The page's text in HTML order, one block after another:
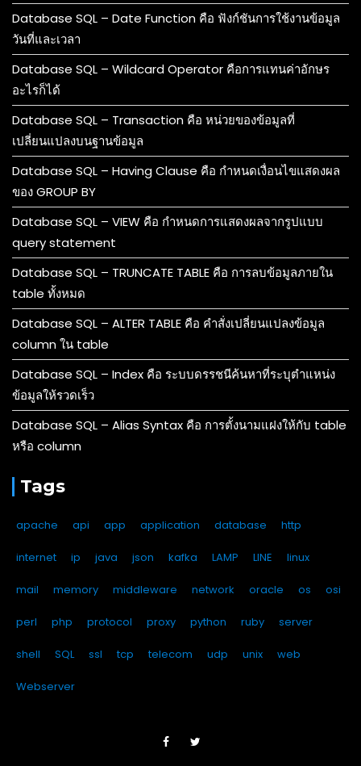
Database SQL – Date Function คือ ฟังก์ชันการใช้งานข้อมูล
วันที่และเวลา
Database SQL – Wildcard Operator คือการแทนค่าอักษร
อะไรก็ได้
Database SQL – Transaction คือ หน่วยของข้อมูลที่
เปลี่ยนแปลงบนฐานข้อมูล
Database SQL – Having Clause คือ กำหนดเงื่อนไขแสดงผล
ของ GROUP BY
Database SQL – VIEW คือ กำหนดการแสดงผลจากรูปแบบ
query statement
Database SQL – TRUNCATE TABLE คือ การลบข้อมูลภายใน
table ทั้งหมด
Database SQL – ALTER TABLE คือ คำสั่งเปลี่ยนแปลงข้อมูล
column ใน table
Database SQL – Index คือ ระบบดรรชนีค้นหาที่ระบุตำแหน่ง
ข้อมูลให้รวดเร็ว
Database SQL – Alias Syntax คือ การตั้งนามแฝงให้กับ table
หรือ column
Tags
apache api app application database http
internet ip java json kafka LAMP LINE linux
mail memory middleware network oracle os osi
perl php protocol proxy python ruby server
shell SQL ssl tcp telecom udp unix web
Webserver